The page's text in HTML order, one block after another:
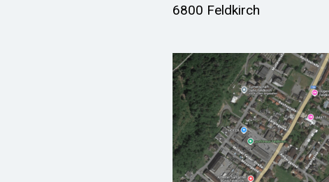
6800 Feldkirch